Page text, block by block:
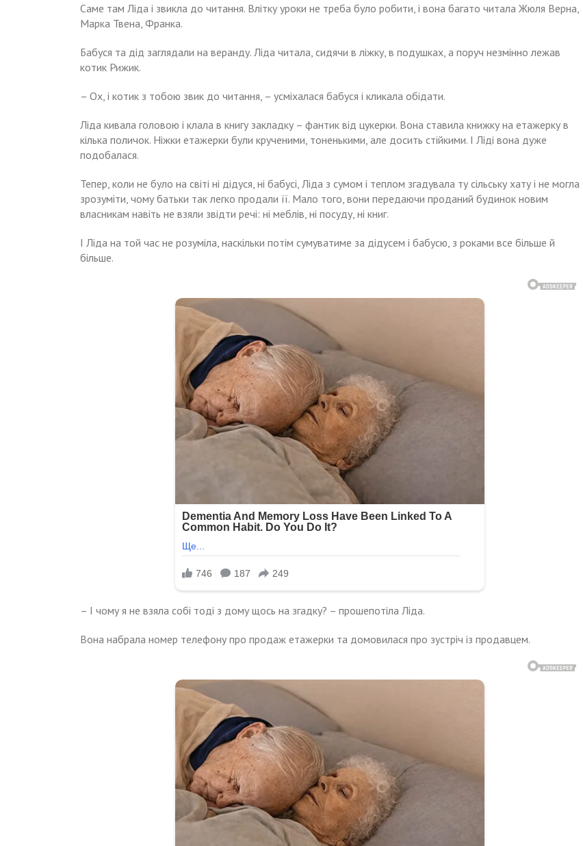
Саме там Ліда і звикла до читання. Влітку уроки не треба було робити, і вона багато читала Жюля Верна,
Марка Твена, Франка.
Бабуся та дід заглядали на веранду. Ліда читала, сидячи в ліжку, в подушках, а поруч незмінно лежав
котик Рижик.
– Ох, і котик з тобою звик до читання, – усміхалася бабуся і кликала обідати.
Ліда кивала головою і клала в книгу закладку – фантик від цукерки. Вона ставила книжку на етажерку в
кілька поличок. Ніжки етажерки були крученими, тоненькими, але досить стійкими. І Ліді вона дуже
подобалася.
Тепер, коли не було на світі ні дідуся, ні бабусі, Ліда з сумом і теплом згадувала ту сільську хату і не могла
зрозуміти, чому батьки так легко продали її. Мало того, вони передаючи проданий будинок новим
власникам навіть не взяли звідти речі: ні меблів, ні посуду, ні книг.
І Ліда на той час не розуміла, наскільки потім сумуватиме за дідусем і бабусю, з роками все більше й
більше.
– І чому я не взяла собі тоді з дому щось на згадку? – прошепотіла Ліда.
Вона набрала номер телефону про продаж етажерки та домовилася про зустріч із продавцем.